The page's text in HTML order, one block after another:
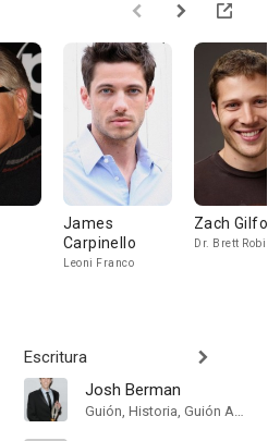
James
Carpinello
Leoni Franco
Zach
Dr. Brett
Escritura
Josh Berman
Guión, Historia, Guión Adaptado